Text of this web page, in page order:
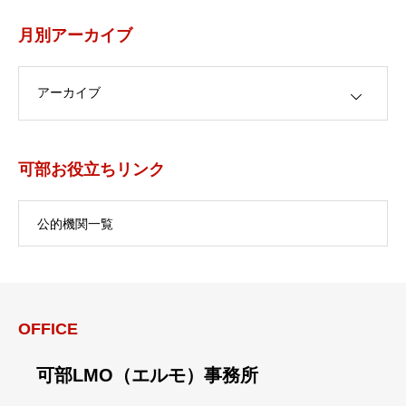
月別アーカイブ
可部お役立ちリンク
公的機関一覧
OFFICE
可部LMO（エルモ）事務所